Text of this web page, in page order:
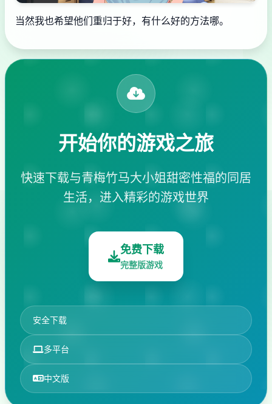
当然我也希望他们重归于好，有什么好的方法哪。
开始你的游戏之旅
快速下载与青梅竹马大小姐甜密性福的同居
生活，进入精彩的游戏世界
免费下载
完整版游戏
安全下载
多平台
中文版